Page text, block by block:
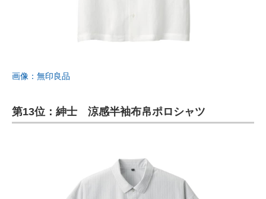
画像：無印良品
第13位：紳士 涼感半袖布帛ポロシャツ